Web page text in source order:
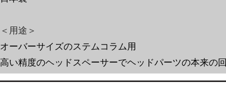
​＜用途＞
オーバーサイズのステムコラム用
高い精度のヘッドスペーサーでヘッドパーツの本来の